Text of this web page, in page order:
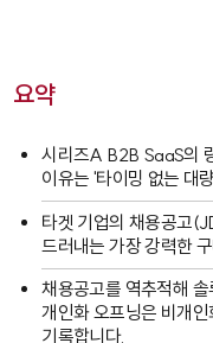
요약
시리즈A B2B SaaS의
이유는 '타이밍 없는 대
타겟 기업의 채용공고
드러내는 가장 강력한
채용공고를 역추적해
개인화 오프닝은 비개
기록합니다.